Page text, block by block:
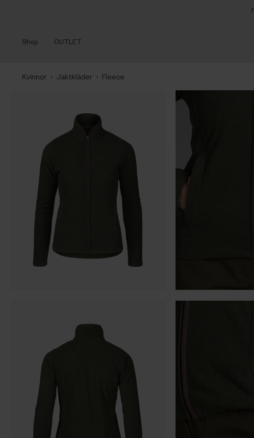
Shop OUTLET
Kvinnor › Jaktkläder › Fleece